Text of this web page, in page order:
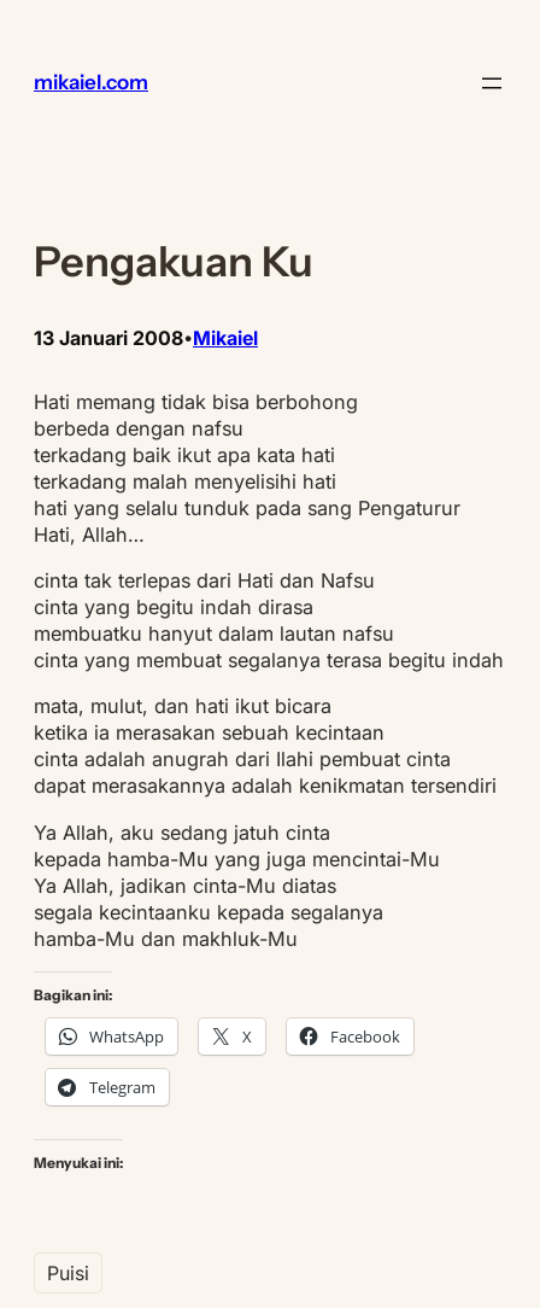
konten
mikaiel.com
Pengakuan Ku
13 Januari 2008•Mikaiel
Hati memang tidak bisa berbohong
berbeda dengan nafsu
terkadang baik ikut apa kata hati
terkadang malah menyelisihi hati
hati yang selalu tunduk pada sang Pengaturur
Hati, Allah…
cinta tak terlepas dari Hati dan Nafsu
cinta yang begitu indah dirasa
membuatku hanyut dalam lautan nafsu
cinta yang membuat segalanya terasa begitu indah
mata, mulut, dan hati ikut bicara
ketika ia merasakan sebuah kecintaan
cinta adalah anugrah dari Ilahi pembuat cinta
dapat merasakannya adalah kenikmatan tersendiri
Ya Allah, aku sedang jatuh cinta
kepada hamba-Mu yang juga mencintai-Mu
Ya Allah, jadikan cinta-Mu diatas
segala kecintaanku kepada segalanya
hamba-Mu dan makhluk-Mu
Bagikan ini:
WhatsApp X Facebook
Telegram
Menyukai ini:
Puisi